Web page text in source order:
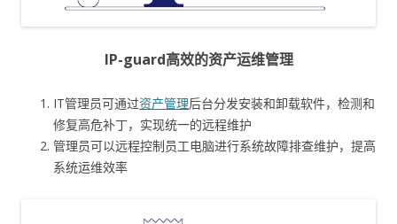
IP-guard高效的资产运维管理
IT管理员可通过资产管理后台分发安装和卸载软件，检测和
修复高危补丁，实现统一的远程维护
管理员可以远程控制员工电脑进行系统故障排查维护，提高
系统运维效率